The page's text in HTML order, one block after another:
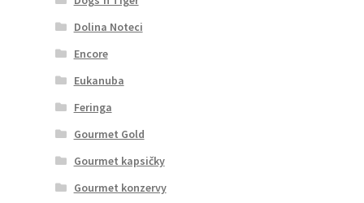
Dolina Noteci
Encore
Eukanuba
Feringa
Gourmet Gold
Gourmet kapsičky
Gourmet konzervy